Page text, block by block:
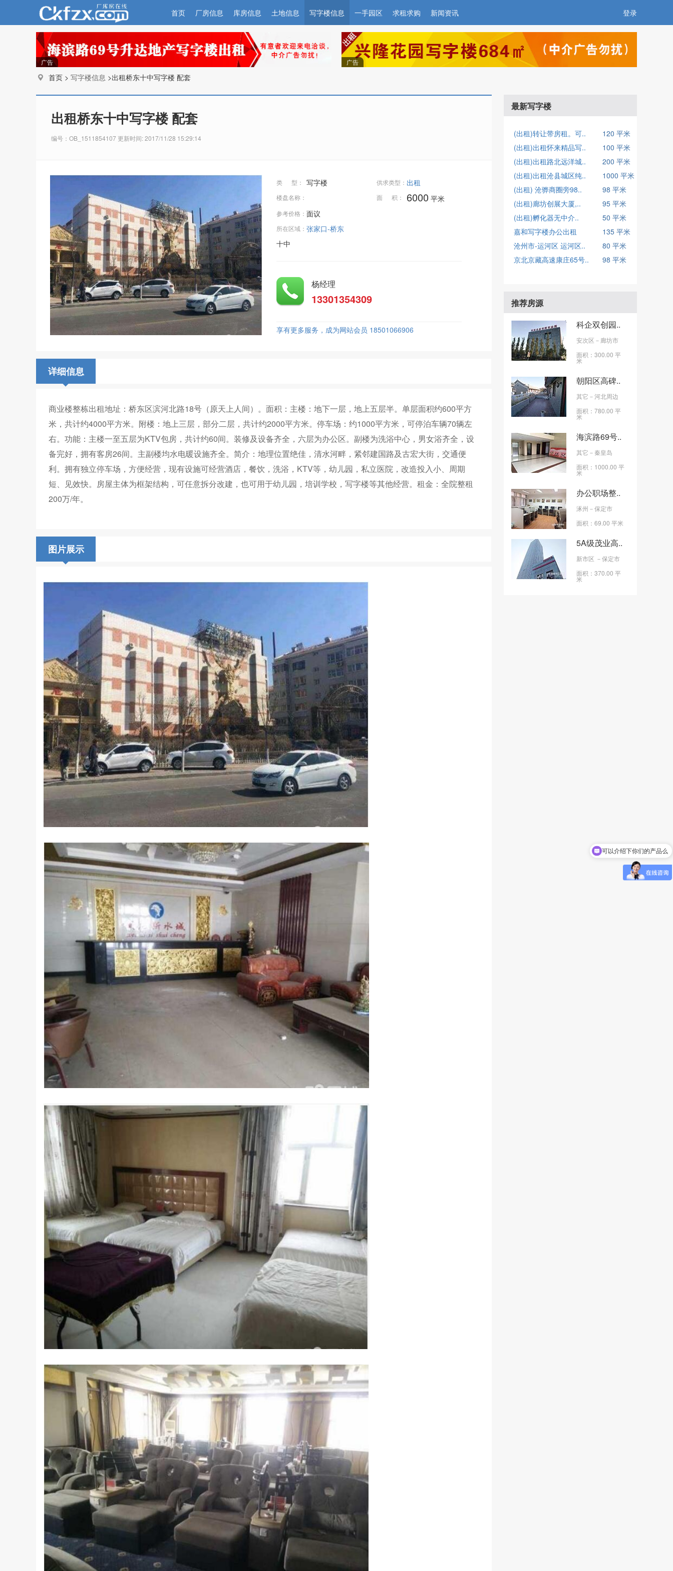
首页 厂房信息 库房信息 土地信息 写字楼信息 一手园区 求租求购 新闻资讯 登录
广告 广告
首页 > 写字楼信息 >出租桥东十中写字楼 配套
出租桥东十中写字楼 配套
编号：OB_1511854107 更新时间: 2017/11/28 15:29:14
类 型： 写字楼 供求类型： 出租
楼盘名称： 面 积： 6000 平米
参考价格： 面议
所在区域： 张家口-桥东
十中
杨经理
13301354309
享有更多服务，成为网站会员 18501066906
详细信息
商业楼整栋出租地址：桥东区滨河北路18号（原天上人间）。面积：主楼：地下一层，地上五层半。单层面积约600平方
米，共计约4000平方米。附楼：地上三层，部分二层，共计约2000平方米。停车场：约1000平方米，可停泊车辆70辆左
右。功能：主楼一至五层为KTV包房，共计约60间。装修及设备齐全，六层为办公区。副楼为洗浴中心，男女浴齐全，设
备完好，拥有客房26间。主副楼均水电暖设施齐全。简介：地理位置绝佳，清水河畔，紧邻建国路及古宏大街，交通便
利。拥有独立停车场，方便经营，现有设施可经营酒店，餐饮，洗浴，KTV等，幼儿园，私立医院，改造投入小、周期
短、见效快。房屋主体为框架结构，可任意拆分改建，也可用于幼儿园，培训学校，写字楼等其他经营。租金：全院整租
200万/年。
图片展示
最新写字楼
(出租)转让带房租。可..
120 平米
(出租)出租怀来精品写..
100 平米
(出租)出租路北远洋城..
200 平米
(出租)出租沧县城区纯..
1000 平米
(出租) 沧骅商圈旁98..
98 平米
(出租)廊坊创展大厦,..
95 平米
(出租)孵化器无中介..
50 平米
嘉和写字楼办公出租
135 平米
沧州市-运河区 运河区..
80 平米
京北京藏高速康庄65号..
98 平米
推荐房源
科企双创园..
安次区 －廊坊市
面积：300.00 平
米
朝阳区高碑..
其它 －河北周边
面积：780.00 平
米
海滨路69号..
其它 －秦皇岛
面积：1000.00 平
米
办公职场整..
涿州 －保定市
面积：69.00 平米
5A级茂业高..
新市区 －保定市
面积：370.00 平
米
你们是怎么收费的呢